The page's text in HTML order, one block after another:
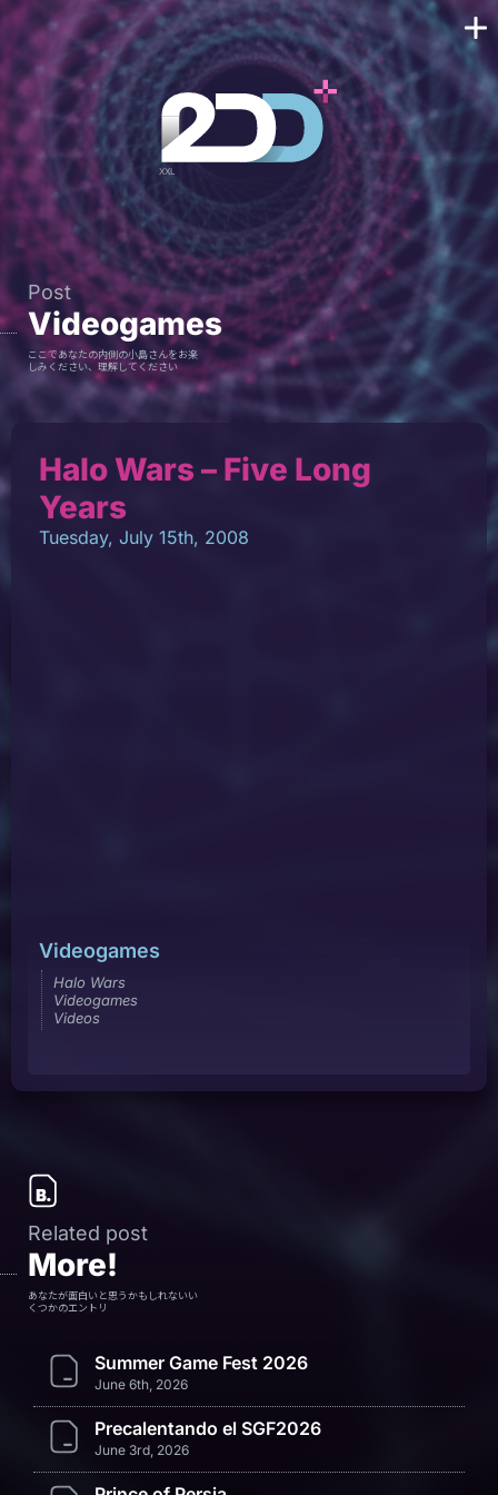
Post
Videogames
ここであなたの内側の小島さんをお楽
しみください、理解してください
Halo Wars – Five Long
Years
Tuesday, July 15th, 2008
Videogames
Halo Wars
Videogames
Videos
Related post
More!
あなたが面白いと思うかもしれないい
くつかのエントリ
Summer Game Fest 2026
June 6th, 2026
Precalentando el SGF2026
June 3rd, 2026